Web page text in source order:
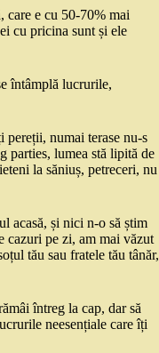
care e cu 50-70% mai
cu pricina sunt și ele
întâmplă lucrurile,
pereții, numai terase nu-s
parties, lumea stă lipită de
la săniuș, petreceri, nu
acasă, și nici n-o să știm
cazuri pe zi, am mai văzut
tău sau fratele tău tânăr,
întreg la cap, dar să
neesențiale care îți